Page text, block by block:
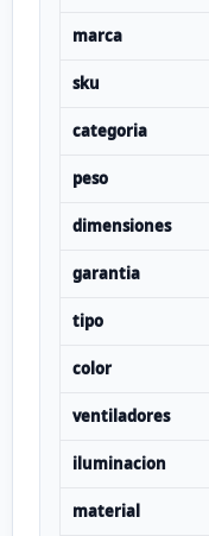
marca
sku
categoria
peso
dimensiones
garantia
tipo
color
ventiladores
iluminacion
material